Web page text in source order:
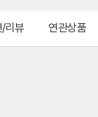
리뷰 연관상품